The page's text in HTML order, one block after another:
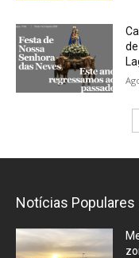
Notícias Populares